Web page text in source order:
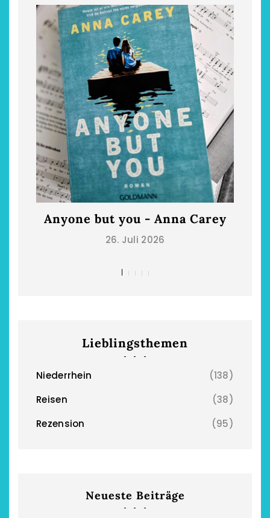
Anyone but you - Anna Carey
26. Juli 2026
Lieblingsthemen
Niederrhein
(138)
Reisen
(38)
Rezension
(95)
Neueste Beiträge